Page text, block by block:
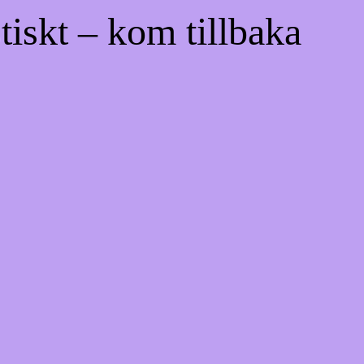
– kom tillbaka